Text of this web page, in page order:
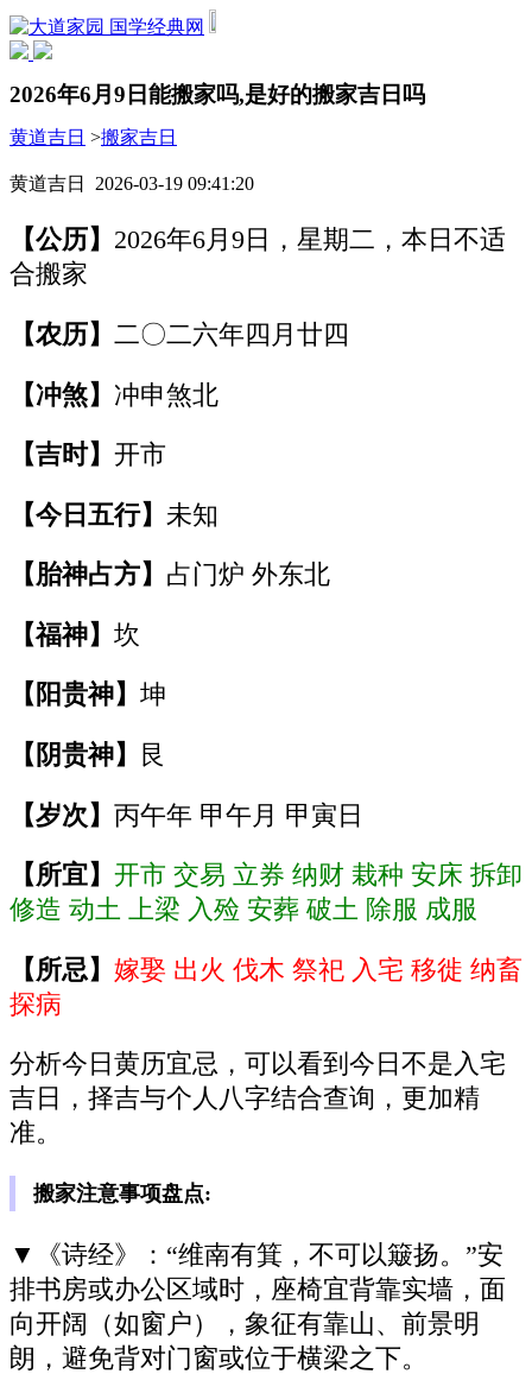
国学经典网
2026年6月9日能搬家吗,是好的搬家吉日吗
黄道吉日 >搬家吉日
黄道吉日 2026-03-19 09:41:20
【公历】 2026年6月9日，星期二，本日不适
合搬家
【农历】 二〇二六年四月廿四
【冲煞】 冲申煞北
【吉时】 开市
【今日五行】 未知
【胎神占方】 占门炉 外东北
【福神】 坎
【阳贵神】 坤
【阴贵神】 艮
【岁次】 丙午年 甲午月 甲寅日
【所宜】 开市 交易 立券 纳财 栽种 安床 拆卸
修造 动土 上梁 入殓 安葬 破土 除服 成服
【所忌】 嫁娶 出火 伐木 祭祀 入宅 移徙 纳畜
探病
分析今日黄历宜忌，可以看到今日不是入宅
吉日，择吉与个人八字结合查询，更加精
准。
搬家注意事项盘点:
▼《诗经》：“维南有箕，不可以簸扬。”安
排书房或办公区域时，座椅宜背靠实墙，面
向开阔（如窗户），象征有靠山、前景明
朗，避免背对门窗或位于横梁之下。